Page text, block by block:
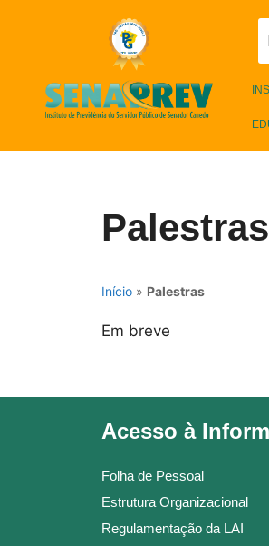
Palestras
Início » Palestras
Em breve
Acesso à
Folha de Pessoal
Estrutura Organizacional
Regulamentação da LAI